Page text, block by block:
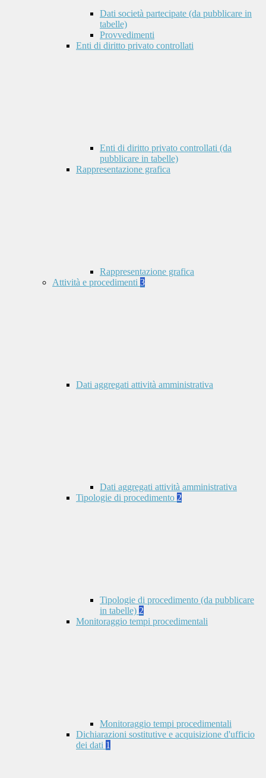
Dati società partecipate (da pubblicare in
tabelle)
Provvedimenti
Enti di diritto privato controllati
Enti di diritto privato controllati (da
pubblicare in tabelle)
Rappresentazione grafica
Rappresentazione grafica
Attività e procedimenti 3
Dati aggregati attività amministrativa
Dati aggregati attività amministrativa
Tipologie di procedimento 2
Tipologie di procedimento (da pubblicare
in tabelle) 2
Monitoraggio tempi procedimentali
Monitoraggio tempi procedimentali
Dichiarazioni sostitutive e acquisizione d'ufficio
dei dati 1